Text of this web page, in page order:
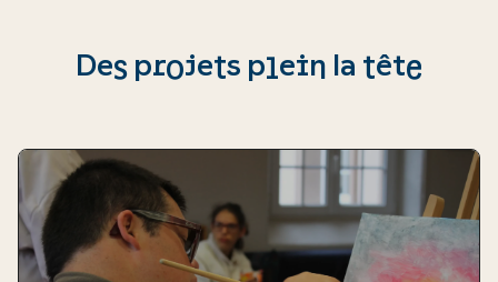
Des projets plein la tête